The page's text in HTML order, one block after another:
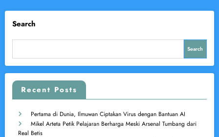
Search
Search
Recent Posts
Pertama di Dunia, Ilmuwan Ciptakan Virus dengan Bantuan AI
Mikel Arteta Petik Pelajaran Berharga Meski Arsenal Tumbang dari
Real Betis